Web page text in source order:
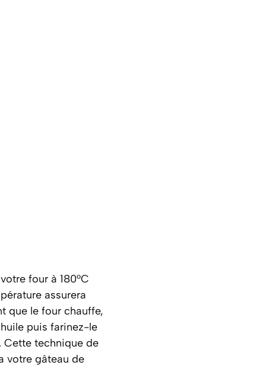
four à 180°C
assurera
que le four chauffe,
puis farinez-le
Cette technique de
votre gâteau de